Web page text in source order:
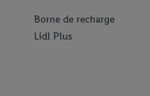
Borne de recharge
Lidl Plus